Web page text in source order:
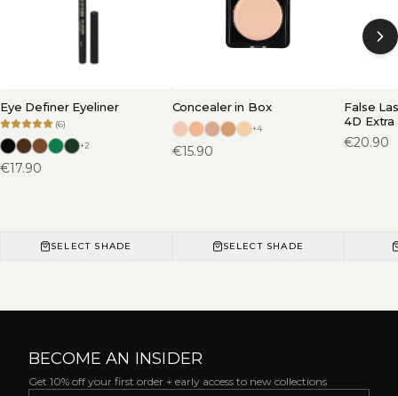
Eye Definer Eyeliner
(6)
+2
€17.90
SELECT SHADE
Concealer in Box
+4
€15.90
SELECT SHADE
False
4D
€20.90
BECOME AN INSIDER
Get 10% off your first order + early access to new collections